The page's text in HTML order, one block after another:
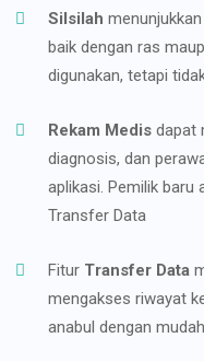
Silsilah
baik dengan ras
digunakan, tetapi
Rekam Medis dapat
diagnosis, dan
aplikasi. Pemilik
Transfer Data
Fitur Transfer Data
mengakses riwayat
anabul dengan